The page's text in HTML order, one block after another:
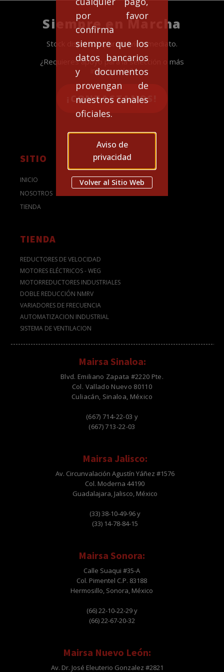
por favor
confirma
siempre que los
datos bancarios
y documentos
provengan de
nuestros canales
oficiales.
Aviso de
privacidad
Volver al Sitio Web
Siempre en Marcha
Stock disponible para envío inmediato.
¿Requieres apoyo para la selección o más
información?
¡CONTACTANOS!
SITIO
INICIO
NOSOTROS
TIENDA
TIENDA
REDUCTORES DE VELOCIDAD
MOTORES ELÉCTRICOS - WEG
MOTORREDUCTORES INDUSTRIALES
DOBLE REDUCCIÓN NMRV
VARIADORES DE FRECUENCIA
AUTOMATIZACION INDUSTRIAL
SISTEMA DE VENTILACION
Mairsa Sinaloa:
Blvd. Emiliano Zapata #2220 Pte.
Col. Vallado Nuevo 80110
Culiacán, Sinaloa, México
(667) 714-22-03 y
(667) 713-22-03
Mairsa Jalisco:
Av. Circunvalación Agustín Yáñez #1576
Col. Moderna 44190
Guadalajara, Jalisco, México
(33) 38-10-49-96 y
(33) 14-78-84-15
Mairsa Sonora:
Calle Suaqui #35-A
Col. Pimentel C.P. 83188
Hermosillo, Sonora, México
(66) 22-10-22-29 y
(66) 22-67-20-32
Mairsa Nuevo León:
Av. Dr. José Eleuterio Gonzalez #2821